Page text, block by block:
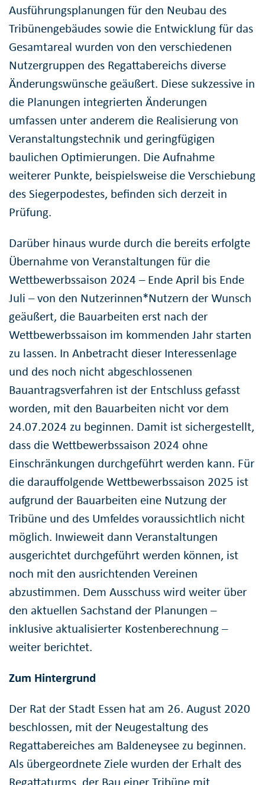
Ausführungsplanungen für den Neubau des
Tribünengebäudes sowie die Entwicklung für das
Gesamtareal wurden von den verschiedenen
Nutzergruppen des Regattabereichs diverse
Änderungswünsche geäußert. Diese sukzessive in
die Planungen integrierten Änderungen
umfassen unter anderem die Realisierung von
Veranstaltungstechnik und geringfügigen
baulichen Optimierungen. Die Aufnahme
weiterer Punkte, beispielsweise die Verschiebung
des Siegerpodestes, befinden sich derzeit in
Prüfung.
Darüber hinaus wurde durch die bereits erfolgte
Übernahme von Veranstaltungen für die
Wettbewerbssaison 2024 – Ende April bis Ende
Juli – von den Nutzerinnen*Nutzern der Wunsch
geäußert, die Bauarbeiten erst nach der
Wettbewerbssaison im kommenden Jahr starten
zu lassen. In Anbetracht dieser Interessenlage
und des noch nicht abgeschlossenen
Bauantragsverfahren ist der Entschluss gefasst
worden, mit den Bauarbeiten nicht vor dem
24.07.2024 zu beginnen. Damit ist sichergestellt,
dass die Wettbewerbssaison 2024 ohne
Einschränkungen durchgeführt werden kann. Für
die darauffolgende Wettbewerbssaison 2025 ist
aufgrund der Bauarbeiten eine Nutzung der
Tribüne und des Umfeldes voraussichtlich nicht
möglich. Inwieweit dann Veranstaltungen
ausgerichtet durchgeführt werden können, ist
noch mit den ausrichtenden Vereinen
abzustimmen. Dem Ausschuss wird weiter über
den aktuellen Sachstand der Planungen –
inklusive aktualisierter Kostenberechnung –
weiter berichtet.
Zum Hintergrund
Der Rat der Stadt Essen hat am 26. August 2020
beschlossen, mit der Neugestaltung des
Regattabereiches am Baldeneysee zu beginnen.
Als übergeordnete Ziele wurden der Erhalt des
Regattaturms, der Bau einer Tribüne mit